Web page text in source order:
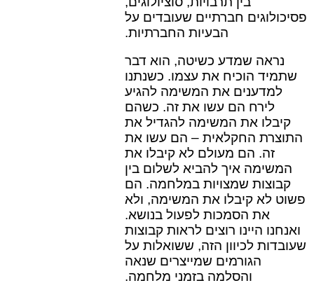
פסיכולוגים חברתיים שעובדים על
הבעיות החברתיות.
נראה שמדע כשיטה, הוא דבר
שתמיד הוכיח את עצמו. כשנתנו
למדענים את המשימה להגיע
לירח הם עשו את זה. כשהם
קיבלו את המשימה להגדיל את
התוצרת החקלאית – הם עשו את
זה. הם מעולם לא קיבלו את
המשימה איך להביא לשלום בין
קבוצות שמצויות במלחמה. הם
פשוט לא קיבלו את המשימה, ולא
את הסמכות לפעול בנושא.
ואנחנו היינו רוצים לראות קבוצות
שעובדות לכיוון הזה, ששואלות על
הגורמים שמייצרים שנאה
והסלמה בזמני מלחמה.